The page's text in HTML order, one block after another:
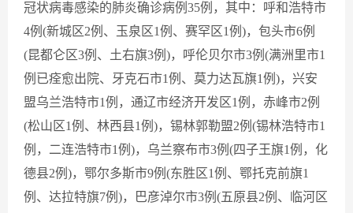
冠状病毒感染的肺炎确诊病例35例，其中：呼和浩特市
4例(新城区2例、玉泉区1例、赛罕区1例)，包头市6例
(昆都仑区3例、土右旗3例)，呼伦贝尔市3例(满洲里市1
例已痊愈出院、牙克石市1例、莫力达瓦旗1例)，兴安
盟乌兰浩特市1例，通辽市经济开发区1例，赤峰市2例
(松山区1例、林西县1例)，锡林郭勒盟2例(锡林浩特市1
例，二连浩特市1例)​，乌兰察布市3例(四子王旗1例，化
德县2例)，鄂尔多斯市9例(东胜区1例、鄂托克前旗1
例、达拉特旗7例)，巴彦淖尔市3例(五原县2例、临河区